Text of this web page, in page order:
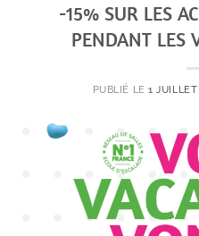
-15% SUR LES
PENDANT LES
PUBLIÉ LE1